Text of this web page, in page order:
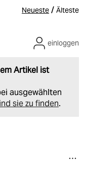
Neueste / Älteste
Artikel ist
ausgewählten
sie zu finden.
einloggen